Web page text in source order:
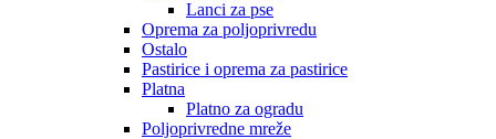
Lanci za pse
Oprema za poljoprivredu
Ostalo
Pastirice i oprema za pastirice
Platna
Platno za ogradu
Poljoprivredne mreže